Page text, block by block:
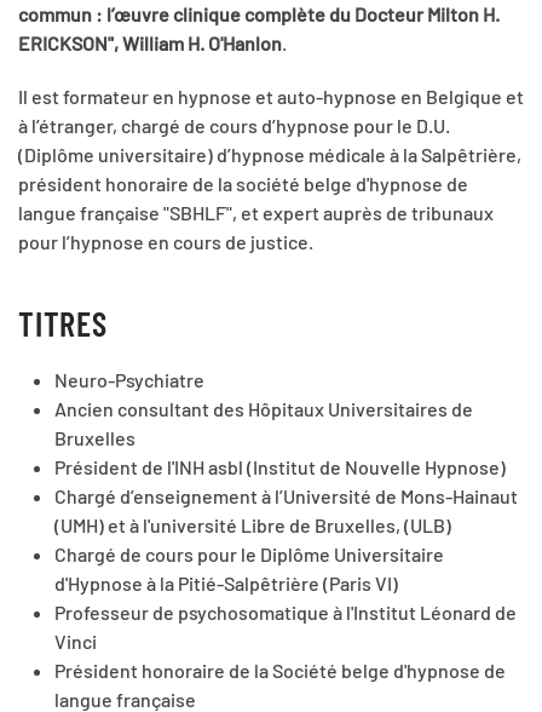
commun : l’œuvre clinique complète du Docteur Milton H.
ERICKSON", William H. O'Hanlon.
Il est formateur en hypnose et auto-hypnose en Belgique et
à l’étranger, chargé de cours d’hypnose pour le D.U.
(Diplôme universitaire) d’hypnose médicale à la Salpêtrière,
président honoraire de la société belge d'hypnose de
langue française "SBHLF", et expert auprès de tribunaux
pour l’hypnose en cours de justice.
TITRES
Neuro-Psychiatre
Ancien consultant des Hôpitaux Universitaires de
Bruxelles
Président de l'INH asbl (Institut de Nouvelle Hypnose)
Chargé d’enseignement à l’Université de Mons-Hainaut
(UMH) et à l'université Libre de Bruxelles, (ULB)
Chargé de cours pour le Diplôme Universitaire
d'Hypnose à la Pitié-Salpêtrière (Paris VI)
Professeur de psychosomatique à l'Institut Léonard de
Vinci
Président honoraire de la Société belge d'hypnose de
langue française